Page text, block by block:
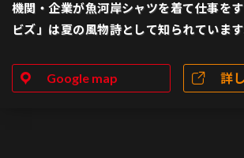
機関・企業が魚河岸シャツを着て仕事を
ビズ」は夏の風物詩として知られています
Google map 詳